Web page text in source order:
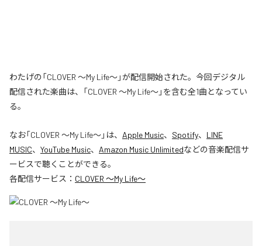
わたげの「CLOVER ～My Life～」が配信開始された。今回デジタル
配信された楽曲は、「CLOVER ～My Life～」を含む全1曲となってい
る。
なお「CLOVER ～My Life～」は、 Apple Music、 Spotify、 LINE
MUSIC、 YouTube Music、 Amazon Music Unlimitedなどの音楽配信サ
ービスで聴くことができる。
各配信サービス： CLOVER ～My Life～